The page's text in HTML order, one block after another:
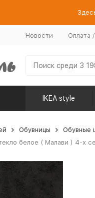
Новости Оплата
IKEA style
Обувницы Обувные
белое ( Малави ) 4-х